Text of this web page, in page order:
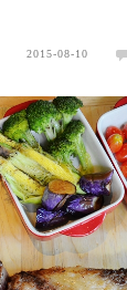
2015-08-10